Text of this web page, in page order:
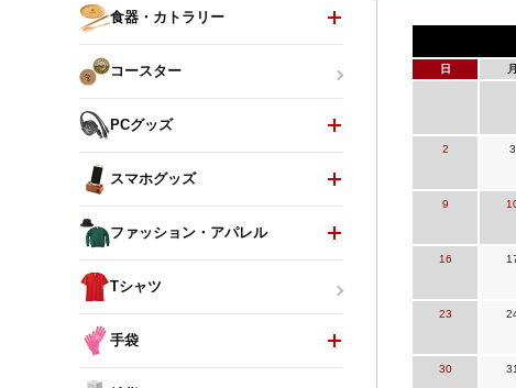
日 月
2 3
9
16
23
30 31
食器・カトラリー
コースター
PCグッズ
スマホグッズ
ファッション・アパレル
Tシャツ
手袋